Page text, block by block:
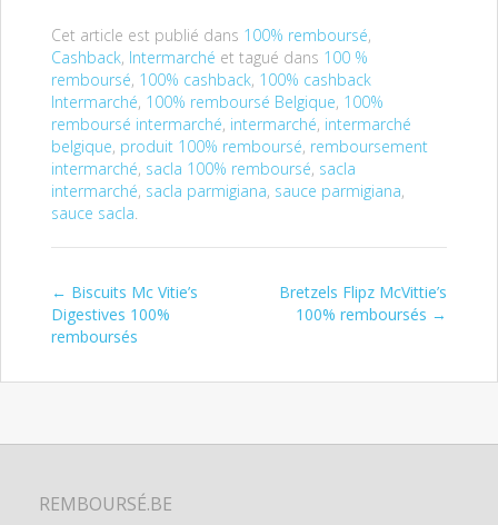
Cet article est publié dans 100% remboursé,
Cashback, Intermarché et tagué dans 100 %
remboursé, 100% cashback, 100% cashback
Intermarché, 100% remboursé Belgique, 100%
remboursé intermarché, intermarché, intermarché
belgique, produit 100% remboursé, remboursement
intermarché, sacla 100% remboursé, sacla
intermarché, sacla parmigiana, sauce parmigiana,
sauce sacla
Post navigation
← Biscuits Mc Vitie’s
Digestives 100%
remboursés
Bretzels Flipz McVittie’s
100% remboursés →
REMBOURSÉ.BE